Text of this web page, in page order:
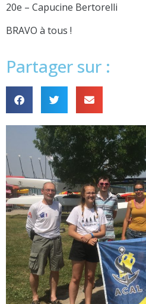
20e – Capucine Bertorelli
BRAVO à tous !
Partager sur :